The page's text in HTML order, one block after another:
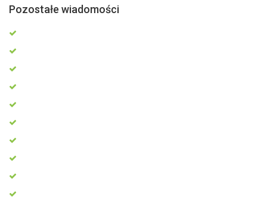
Pozostałe wiadomości